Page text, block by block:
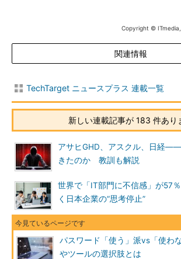
Copyright ©
関連情報
TechTarget ニュースプラス 連載一覧
新しい連載記事が 183 件あり
アサヒGHD、アスクル、日経
きたのか 教訓も解説
世界で「IT部門に不信感」が57
く日本企業の“思考停止”
パスワード「使う」派vs「使わ
やツールの選択肢とは